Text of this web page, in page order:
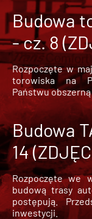
Budowa
- cz. 8
Rozpoczęte w
torowiska na
Państwu
Budowa
14
Rozpoczęte we
budową trasy
postępują.
inwestycji.